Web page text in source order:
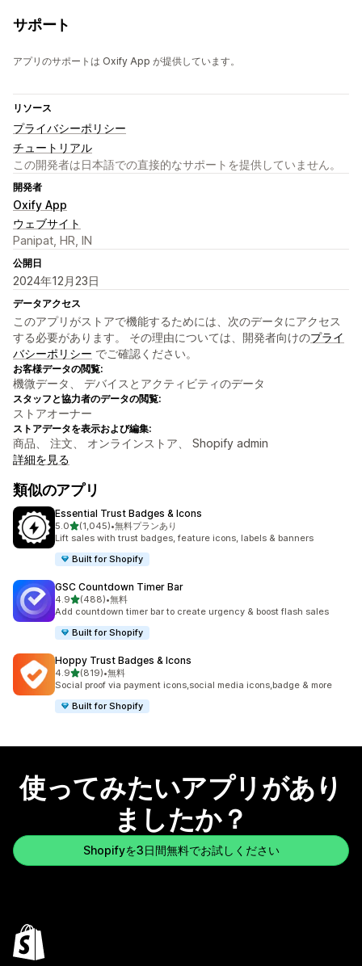
サポート
アプリのサポートは Oxify App が提供しています。
リソース
プライバシーポリシー
チュートリアル
この開発者は日本語での直接的なサポートを提供していません。
開発者
Oxify App
ウェブサイト
Panipat, HR, IN
公開日
2024年12月23日
データアクセス
このアプリがストアで機能するためには、次のデータにアクセス
する必要があります。 その理由については、開発者向けのプライ
バシーポリシー でご確認ください。
お客様データの閲覧:
機微データ、 デバイスとアクティビティのデータ
スタッフと協力者のデータの閲覧:
ストアオーナー
ストアデータを表示および編集:
商品、 注文、 オンラインストア、 Shopify admin
詳細を見る
類似のアプリ
Essential Trust Badges & Icons
5.05つ星中
(1,045)
合計レビュー数：1045件
•無料プランあり
Lift sales with trust badges, feature icons, labels & banners
Built for Shopify
GSC Countdown Timer Bar
4.95つ星中
(488)
合計レビュー数：488件
•無料
Add countdown timer bar to create urgency & boost flash sales
Built for Shopify
Hoppy Trust Badges & Icons
4.95つ星中
(819)
合計レビュー数：819件
•無料
Social proof via payment icons,social media icons,badge & more
Built for Shopify
使ってみたいアプリがあり
ましたか？
Shopifyを3日間無料でお試しください